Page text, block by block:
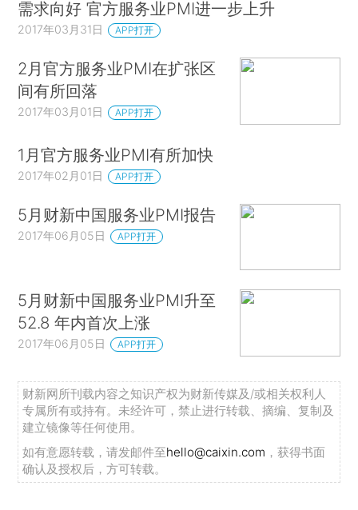
需求向好 官方服务业PMI进一步上升
2017年03月31日 APP打开
2月官方服务业PMI在扩张区
间有所回落
2017年03月01日 APP打开
1月官方服务业PMI有所加快
2017年02月01日 APP打开
5月财新中国服务业PMI报告
2017年06月05日 APP打开
5月财新中国服务业PMI升至
52.8 年内首次上涨
2017年06月05日 APP打开
财新网所刊载内容之知识产权为财新传媒及/或相关权利人
专属所有或持有。未经许可，禁止进行转载、摘编、复制及
建立镜像等任何使用。
如有意愿转载，请发邮件至hello@caixin.com ，获得书面
确认及授权后，方可转载。